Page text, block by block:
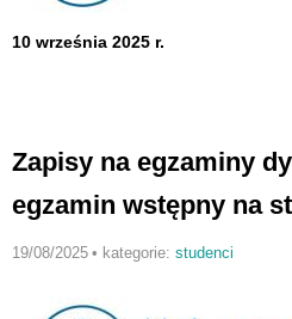
10 września 2025 r.
Zapisy na egzaminy
egzamin wstępny na
19/08/2025 • kategorie: studenci